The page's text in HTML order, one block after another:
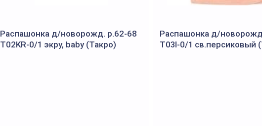
Распашонка д/новорожд. р.62-68
T02KR-0/1 экру, baby (Такро)
Распашонка д/
T03I-0/1 св.персиковый